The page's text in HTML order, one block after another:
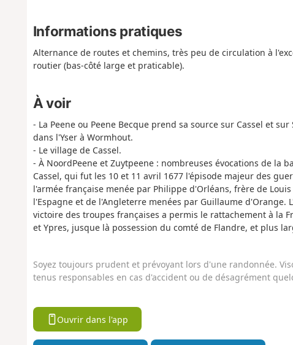
Informations pratiques
Alternance de routes et chemins, très peu de circulation à
routier (bas-côté large et praticable).
À voir
- La Peene ou Peene Becque prend sa source sur Cassel et
dans l'Yser à Wormhout.
- Le village de Cassel.
- À NoordPeene et Zuytpeene : nombreuses évocations de la
Cassel, qui fut les 10 et 11 avril 1677 l'épisode majeur des
l'armée française menée par Philippe d'Orléans, frère de
l'Espagne et de l'Angleterre menées par Guillaume d'Orange.
victoire des troupes françaises a permis le rattachement à la
et Ypres, jusque là possession du comté de Flandre, et plus
Soyez toujours prudent et prévoyant lors d'une randonnée.
tenus responsables en cas d'accident ou de désagrément
Ouvrir dans l'app